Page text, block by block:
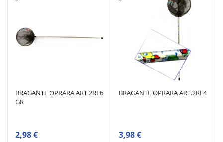
BRAGANTE OPRARA ART.2RF6
GR
2,98 €
BRAGANTE OPRARA ART.2RF4
3,98 €